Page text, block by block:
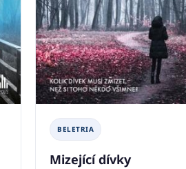
BELETRIA
Mizející dívky